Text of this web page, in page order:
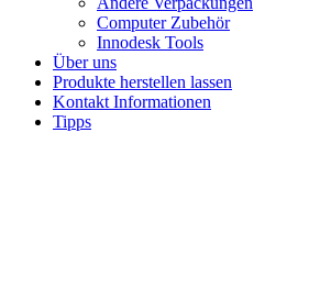
Computer Zubehör
Innodesk Tools
Über uns
Produkte herstellen lassen
Kontakt Informationen
Tipps